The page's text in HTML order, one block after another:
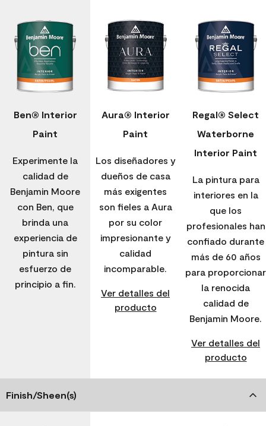
Ben® Interior
Paint
Experimente la
calidad de
Benjamin Moore
con Ben, que
brinda una
experiencia de
pintura sin
esfuerzo de
principio a fin.
Aura® Interior
Paint
Los diseñadores y
dueños de casa
más exigentes
son fieles a Aura
por su color
impresionante y
calidad
incomparable.
Ver detalles del
producto
Regal® Select
Waterborne
Interior Paint
La pintura para
interiores en la
que los
profesionales han
confiado durante
más de 60 años
para proporcionar
la renocida
calidad de
Benjamin Moore.
Ver detalles del
producto
Finish/Sheen(s)